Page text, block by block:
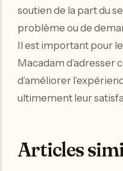
soutien de la part du
problème ou de
Il est important pour
Macadam d’adresser
d’améliorer
ultimement leur
Articles